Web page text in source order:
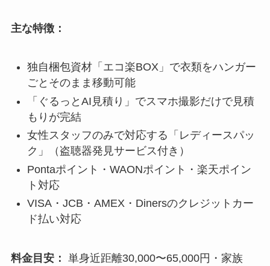
主な特徴：
独自梱包資材「エコ楽BOX」で衣類をハンガー
ごとそのまま移動可能
「ぐるっとAI見積り」でスマホ撮影だけで見積
もりが完結
女性スタッフのみで対応する「レディースパッ
ク」（盗聴器発見サービス付き）
Pontaポイント・WAONポイント・楽天ポイン
ト対応
VISA・JCB・AMEX・Dinersのクレジットカー
ド払い対応
料金目安： 単身近距離30,000〜65,000円・家族